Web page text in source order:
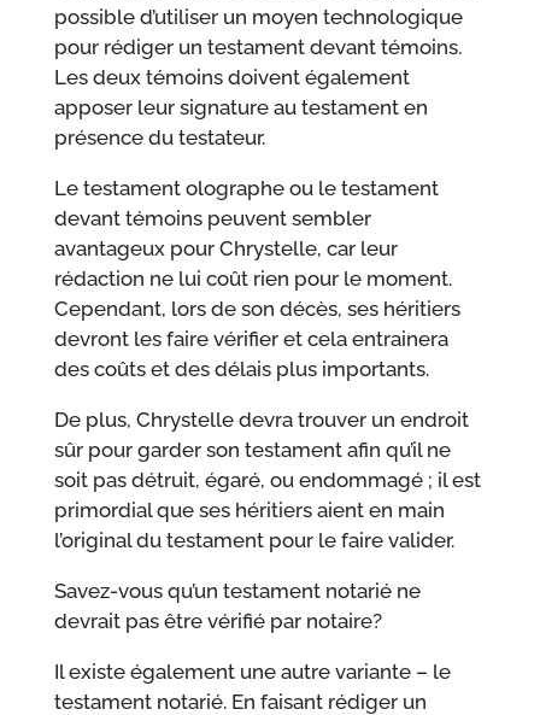
possible d’utiliser un moyen technologique
pour rédiger un testament devant témoins.
Les deux témoins doivent également
apposer leur signature au testament en
présence du testateur.
Le testament olographe ou le testament
devant témoins peuvent sembler
avantageux pour Chrystelle, car leur
rédaction ne lui coût rien pour le moment.
Cependant, lors de son décès, ses héritiers
devront les faire vérifier et cela entrainera
des coûts et des délais plus importants.
De plus, Chrystelle devra trouver un endroit
sûr pour garder son testament afin qu’il ne
soit pas détruit, égaré, ou endommagé ; il est
primordial que ses héritiers aient en main
l’original du testament pour le faire valider.
Savez-vous qu’un testament notarié ne
devrait pas être vérifié par notaire?
Il existe également une autre variante – le
testament notarié. En faisant rédiger un